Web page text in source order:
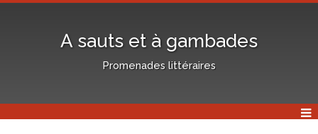
A sauts et à gambades
Promenades littéraires